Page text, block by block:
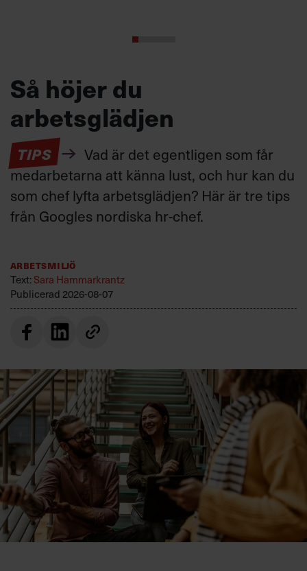
Så höjer du
arbetsglädjen
TIPS
Vad är det egentligen som får
medarbetarna att känna lust, och hur kan du
som chef lyfta arbetsglädjen? Här är tre tips
från Googles nordiska hr-chef.
Arbetsmiljö
Text:Sara Hammarkrantz
Publicerad 2026-08-07